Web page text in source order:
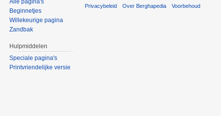
Alle pagina's
Beginnetjes
Willekeurige pagina
Zandbak
Hulpmiddelen
Speciale pagina's
Printvriendelijke versie
Privacybeleid Over Berghapedia Voorbehoud